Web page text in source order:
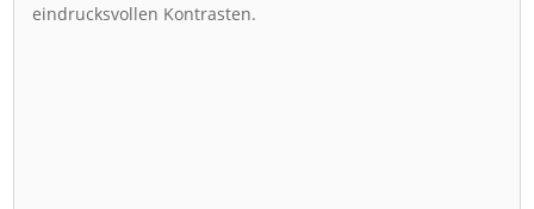
eindrucksvollen Kontrasten.